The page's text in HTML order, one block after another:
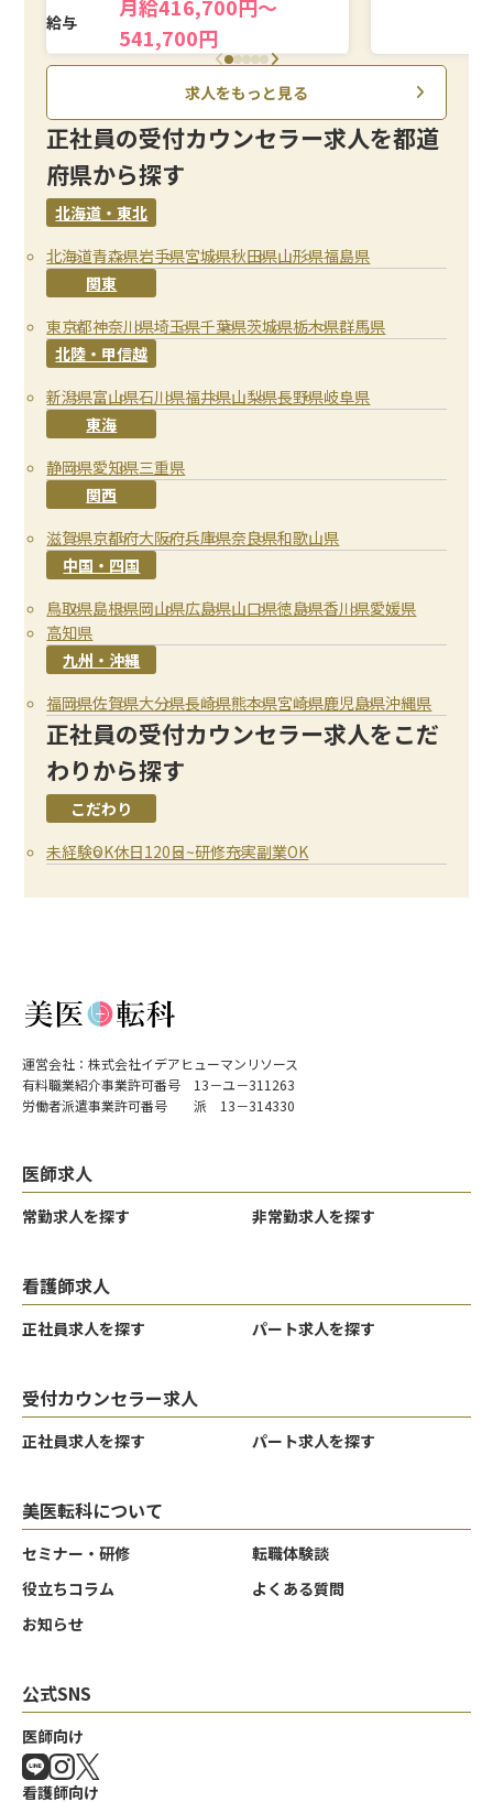
クリア
クリア
クリア
給与
月給416,700円～
541,700円
求人をもっと見る
正社員の受付カウンセラー求人を都道
府県から探す
北海道・東北
北海道青森県岩手県宮城県秋田県山形県福島県
関東
東京都神奈川県埼玉県千葉県茨城県栃木県群馬県
北陸・甲信越
新潟県富山県石川県福井県山梨県長野県岐阜県
東海
静岡県愛知県三重県
関西
滋賀県京都府大阪府兵庫県奈良県和歌山県
中国・四国
鳥取県島根県岡山県広島県山口県徳島県香川県愛媛県
高知県
九州・沖縄
福岡県佐賀県大分県長崎県熊本県宮崎県鹿児島県沖縄県
正社員の受付カウンセラー求人をこだ
わりから探す
こだわり
未経験OK休日120日~研修充実副業OK
運営会社：株式会社イデアヒューマンリソース
有料職業紹介事業許可番号 13－ユ－311263
労働者派遣事業許可番号 派 13－314330
医師求人
常勤求人を探す 非常勤求人を探す
看護師求人
正社員求人を探す パート求人を探す
受付カウンセラー求人
正社員求人を探す パート求人を探す
美医転科について
セミナー・研修
転職体験談
役立ちコラム
よくある質問
お知らせ
公式SNS
医師向け
看護師向け